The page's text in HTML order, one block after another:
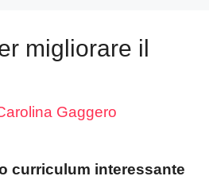
migliorare il
Gaggero
curriculum interessante